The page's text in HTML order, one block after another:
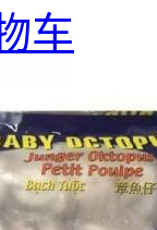
车